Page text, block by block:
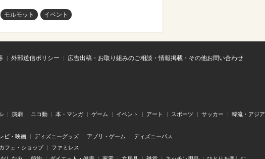
モルモット イベント
外部送信ポリシー
広告出稿・お取り組みのご相談・情報掲載・その他お問い合わせ
演劇 ニコ動 本・マンガ ゲーム イベント アート スポーツ サッカー 韓流・アジア
ビ・映画 ディズニーグッズ アプリ・ゲーム ディズニーパス
カフェ・ショップ ファミレス